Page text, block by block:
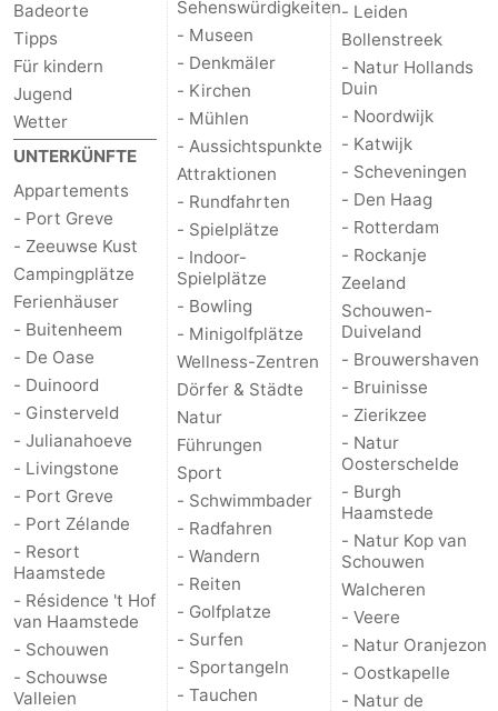
Badeorte
Tipps
Für kindern
Jugend
Wetter
UNTERKÜNFTE
Appartements
- Port Greve
- Zeeuwse Kust
Campingplätze
Ferienhäuser
- Buitenheem
- De Oase
- Duinoord
- Ginsterveld
- Julianahoeve
- Livingstone
- Port Greve
- Port Zélande
- Resort
Haamstede
- Résidence 't Hof
van Haamstede
- Schouwen
- Schouwse
Valleien
Sehenswürdigkeiten
- Museen
- Denkmäler
- Kirchen
- Mühlen
- Aussichtspunkte
Attraktionen
- Rundfahrten
- Spielplätze
- Indoor-
Spielplätze
- Bowling
- Minigolfplätze
Wellness-Zentren
Dörfer & Städte
Natur
Führungen
Sport
- Schwimmbader
- Radfahren
- Wandern
- Reiten
- Golfplatze
- Surfen
- Sportangeln
- Tauchen
- Leiden
Bollenstreek
- Natur Hollands
Duin
- Noordwijk
- Katwijk
- Scheveningen
- Den Haag
- Rotterdam
- Rockanje
Zeeland
Schouwen-
Duiveland
- Brouwershaven
- Bruinisse
- Zierikzee
- Natur
Oosterschelde
- Burgh
Haamstede
- Natur Kop van
Schouwen
Walcheren
- Veere
- Natur Oranjezon
- Oostkapelle
- Natur de